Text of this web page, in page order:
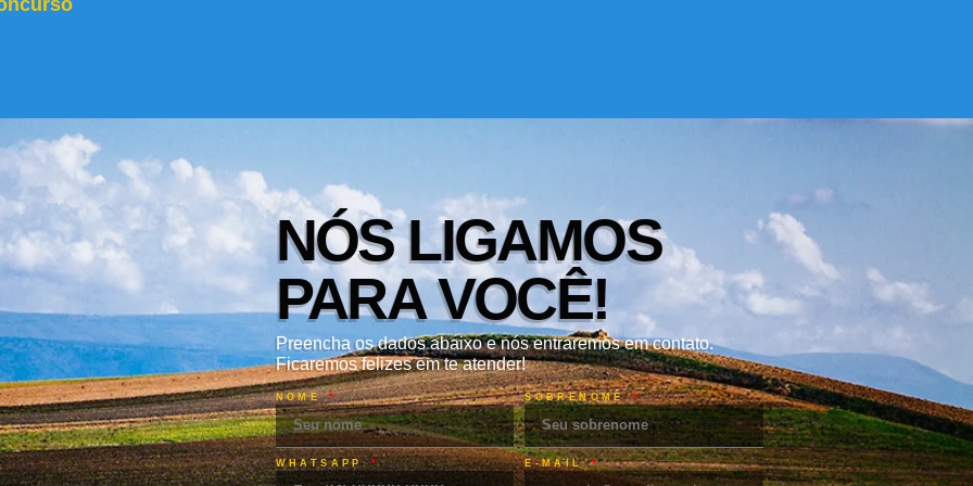
NÓS LIGAMOS
PARA VOCÊ!
Preencha os dados abaixo e nós entraremos em contato.
Ficaremos felizes em te atender!
NOME SOBRENOME
WHATSAPP E-MAIL